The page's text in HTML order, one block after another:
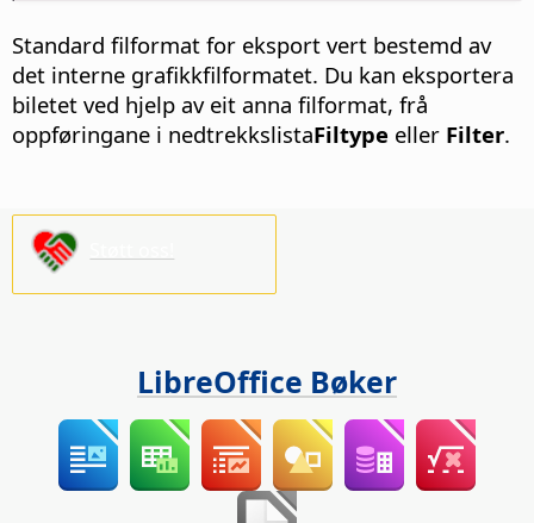
Standard filformat for eksport vert bestemd av
det interne grafikkfilformatet. Du kan eksportera
biletet ved hjelp av eit anna filformat, frå
oppføringane i nedtrekkslistaFiltype eller Filter.
LibreOffice Bøker